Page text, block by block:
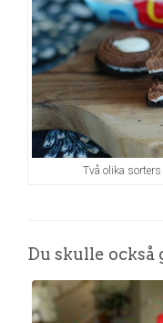
Två olika
Du skulle också